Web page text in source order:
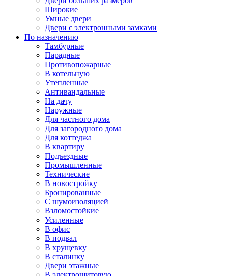
Широкие
Умные двери
Двери с электронными замками
По назначению
Тамбурные
Парадные
Противопожарные
В котельную
Утепленные
Антивандальные
На дачу
Наружные
Для частного дома
Для загородного дома
Для коттеджа
В квартиру
Подъездные
Промышленные
Технические
В новостройку
Бронированные
С шумоизоляцией
Взломостойкие
Усиленные
В офис
В подвал
В хрущевку
В сталинку
Двери этажные